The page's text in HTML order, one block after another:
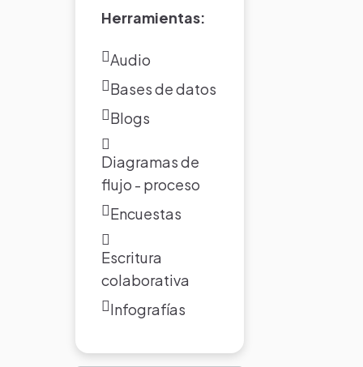
Herramientas:
Audio
Bases de datos
Blogs
Diagramas de
flujo - proceso
Encuestas
Escritura
colaborativa
Infografías